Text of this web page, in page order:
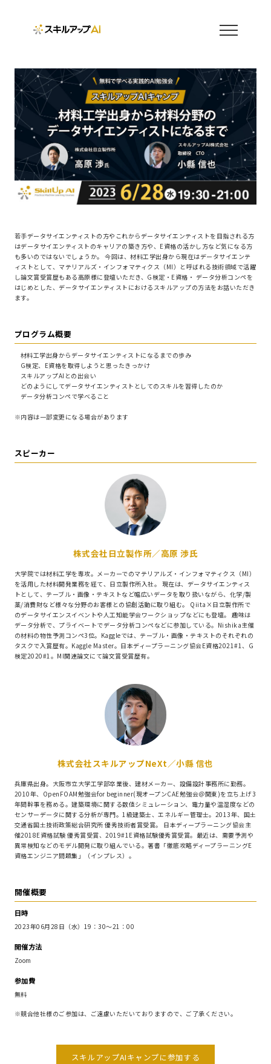
若手データサイエンティストの方やこれからデータサイエンティストを目指される方
はデータサイエンティストのキャリアの築き方や、E資格の活かし方など気になる方
も多いのではないでしょうか。 今回は、材料工学出身から現在はデータサイエンテ
ィストとして、マテリアルズ・インフォマティクス（MI）と呼ばれる技術領域で活躍
し論文賞受賞歴もある高原様に登壇いただき、G検定・E資格・ データ分析コンペを
はじめとした、データサイエンティストにおけるスキルアップの方法をお話いただき
ます。
プログラム概要
材料工学出身からデータサイエンティストになるまでの歩み
G検定、E資格を取得しようと思ったきっかけ
スキルアップAIとの出会い
どのようにしてデータサイエンティストとしてのスキルを習得したのか
データ分析コンペで学べること
※内容は一部変更になる場合があります
スピーカー
株式会社日立製作所／高原 渉氏
大学院では材料工学を専攻。メーカーでのマテリアルズ・インフォマティクス（MI）
を活用した材料開発業務を経て、日立製作所入社。 現在は、データサイエンティス
トとして、テーブル・画像・テキストなど幅広いデータを取り扱いながら、化学/製
薬/消費財など様々な分野のお客様との協創活動に取り組む。 Qiita×日立製作所で
のデータサイエンスイベントや人工知能学会ワークショップなどにも登壇。 趣味は
データ分析で、プライベートでデータ分析コンペなどに参加している。Nishika主催
の材料の物性予測コンペ3位。Kaggleでは、テーブル・画像・テキストのそれぞれの
タスクで入賞歴有。Kaggle Master。日本ディープラーニング協会E資格2021#1、G
検定2020#1。MI関連論文にて論文賞受賞歴有。
株式会社スキルアップNeXt／小縣 信也
兵庫県出身。大阪市立大学工学部卒業後、建材メーカー、設備設計事務所に勤務。
2010年、OpenFOAM勉強会for beginner(現オープンCAE勉強会＠関東)を立ち上げ3
年間幹事を務める。建築環境に関する数値シミュレーション、電力量や温湿度などの
センサーデータに関する分析が専門。1級建築士、エネルギー管理士。2013年、国土
交通省国土技術政策総合研究所 優秀技術者賞受賞。 日本ディープラーニング協会主
催2018E資格試験 優秀賞受賞、2019#1E資格試験優秀賞受賞。最近は、需要予測や
異常検知などのモデル開発に取り組んでいる。著書「徹底攻略ディープラーニングE
資格エンジニア問題集」（インプレス）。
開催概要
日時
2023年06月28日（水）19：30～21：00
開催方法
Zoom
参加費
無料
※競合他社様のご参加は、ご遠慮いただいておりますので、ご了承ください。
スキルアップAIキャンプに参加する